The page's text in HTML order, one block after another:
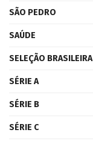
SÃO PEDRO
SAÚDE
SELEÇÃO BRASILEIRA
SÉRIE A
SÉRIE B
SÉRIE C